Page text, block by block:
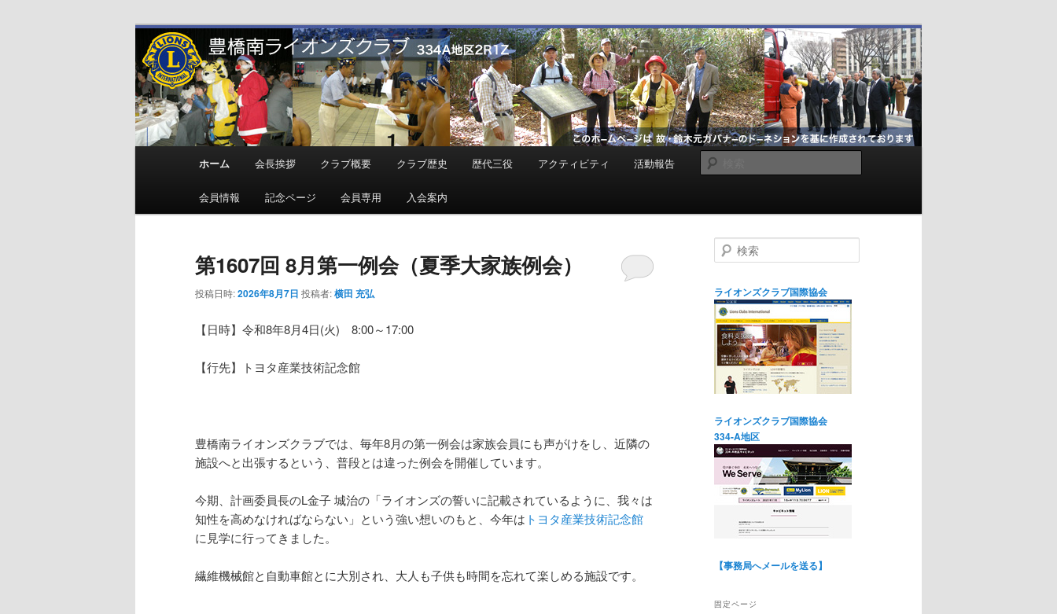
豊橋南ライオンズクラブ
地域奉仕ボランティア
メ
ホーム 会長挨拶 クラブ概要 クラブ歴史 歴代三役 アクティビティ 活動報告
会員情報 記念ページ 会員専用 入会案内
第1607回 8月第一例会（夏季大家族例会）
投稿日時:2026年8月7日 投稿者:横田 充弘
【日時】令和8年8月4日(火) 8:00～17:00
【行先】トヨタ産業技術記念館
豊橋南ライオンズクラブでは、毎年8月の第一例会は家族会員にも声がけをし、近隣の
施設へと出張するという、普段とは違った例会を開催しています。
今期、計画委員長のL金子 城治の「ライオンズの誓いに記載されているように、我々は
知性を高めなければならない」という強い想いのもと、今年は トヨタ産業技術記念館
に見学に行ってきました。
繊維機械館と自動車館とに大別され、大人も子供も時間を忘れて楽しめる施設です。
検
索
ライオンズクラブ国際協会
ライオンズクラブ国際協会
334-A地区
【事務局へメールを送る】
固定ページ